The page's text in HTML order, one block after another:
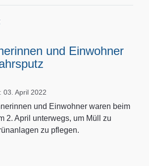
und Einwohner
03. April 2022
und Einwohner waren beim
2. April unterwegs, um Müll zu
zu pflegen.